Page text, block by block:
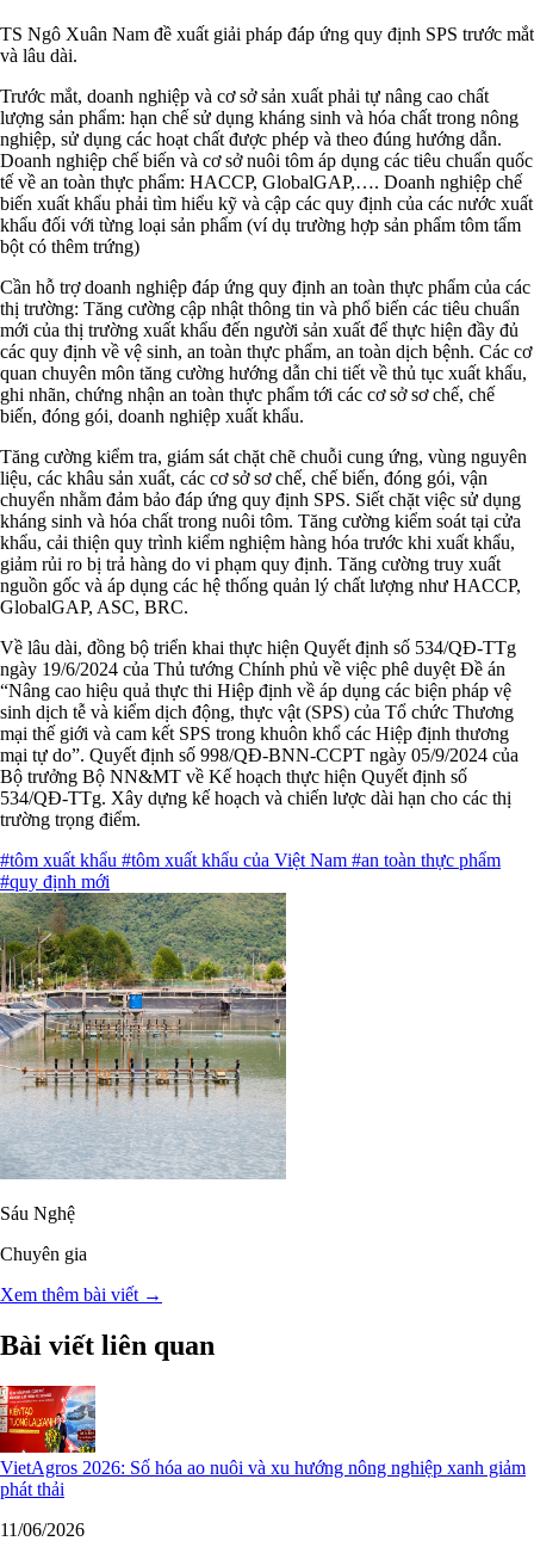
TS Ngô Xuân Nam đề xuất giải pháp đáp ứng quy định SPS trước mắt
và lâu dài.
Trước mắt, doanh nghiệp và cơ sở sản xuất phải tự nâng cao chất
lượng sản phẩm: hạn chế sử dụng kháng sinh và hóa chất trong nông
nghiệp, sử dụng các hoạt chất được phép và theo đúng hướng dẫn.
Doanh nghiệp chế biến và cơ sở nuôi tôm áp dụng các tiêu chuẩn quốc
tế về an toàn thực phẩm: HACCP, GlobalGAP,…. Doanh nghiệp chế
biến xuất khẩu phải tìm hiểu kỹ và cập các quy định của các nước xuất
khẩu đối với từng loại sản phẩm (ví dụ trường hợp sản phẩm tôm tẩm
bột có thêm trứng)
Cần hỗ trợ doanh nghiệp đáp ứng quy định an toàn thực phẩm của các
thị trường: Tăng cường cập nhật thông tin và phổ biến các tiêu chuẩn
mới của thị trường xuất khẩu đến người sản xuất để thực hiện đầy đủ
các quy định về vệ sinh, an toàn thực phẩm, an toàn dịch bệnh. Các cơ
quan chuyên môn tăng cường hướng dẫn chi tiết về thủ tục xuất khẩu,
ghi nhãn, chứng nhận an toàn thực phẩm tới các cơ sở sơ chế, chế
biến, đóng gói, doanh nghiệp xuất khẩu.
Tăng cường kiểm tra, giám sát chặt chẽ chuỗi cung ứng, vùng nguyên
liệu, các khâu sản xuất, các cơ sở sơ chế, chế biến, đóng gói, vận
chuyển nhằm đảm bảo đáp ứng quy định SPS. Siết chặt việc sử dụng
kháng sinh và hóa chất trong nuôi tôm. Tăng cường kiểm soát tại cửa
khẩu, cải thiện quy trình kiểm nghiệm hàng hóa trước khi xuất khẩu,
giảm rủi ro bị trả hàng do vi phạm quy định. Tăng cường truy xuất
nguồn gốc và áp dụng các hệ thống quản lý chất lượng như HACCP,
GlobalGAP, ASC, BRC.
Về lâu dài, đồng bộ triển khai thực hiện Quyết định số 534/QĐ-TTg
ngày 19/6/2024 của Thủ tướng Chính phủ về việc phê duyệt Đề án
“Nâng cao hiệu quả thực thi Hiệp định về áp dụng các biện pháp vệ
sinh dịch tễ và kiểm dịch động, thực vật (SPS) của Tổ chức Thương
mại thế giới và cam kết SPS trong khuôn khổ các Hiệp định thương
mại tự do”. Quyết định số 998/QĐ-BNN-CCPT ngày 05/9/2024 của
Bộ trưởng Bộ NN&MT về Kế hoạch thực hiện Quyết định số
534/QĐ-TTg. Xây dựng kế hoạch và chiến lược dài hạn cho các thị
trường trọng điểm.
#tôm xuất khẩu #tôm xuất khẩu của Việt Nam #an toàn thực phẩm
#quy định mới
Sáu Nghệ
Chuyên gia
Xem thêm bài viết →
Bài viết liên quan
VietAgros 2026: Số hóa ao nuôi và xu hướng nông nghiệp xanh giảm
phát thải
11/06/2026